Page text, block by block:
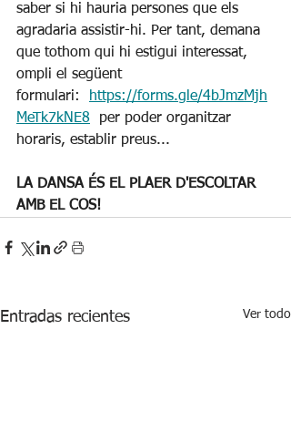
saber si hi hauria persones que els
agradaria assistir-hi. Per tant, demana
que tothom qui hi estigui interessat,
ompli el següent
formulari:
https://forms.gle/4bJmzMjh
MeTk7kNE8 per poder organitzar
horaris, establir preus...
LA DANSA ÉS EL PLAER D'ESCOLTAR
AMB EL COS!
Entradas recientes Ver todo